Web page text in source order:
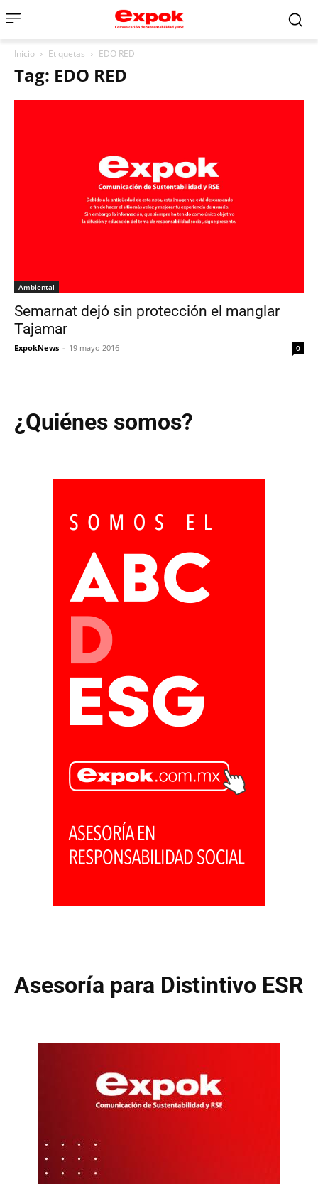
Inicio Etiquetas EDO RED
Tag: EDO RED
Ambiental
Semarnat dejó sin protección el manglar
Tajamar
ExpokNews - 19 mayo 2016 0
¿Quiénes somos?
Asesoría para Distintivo ESR